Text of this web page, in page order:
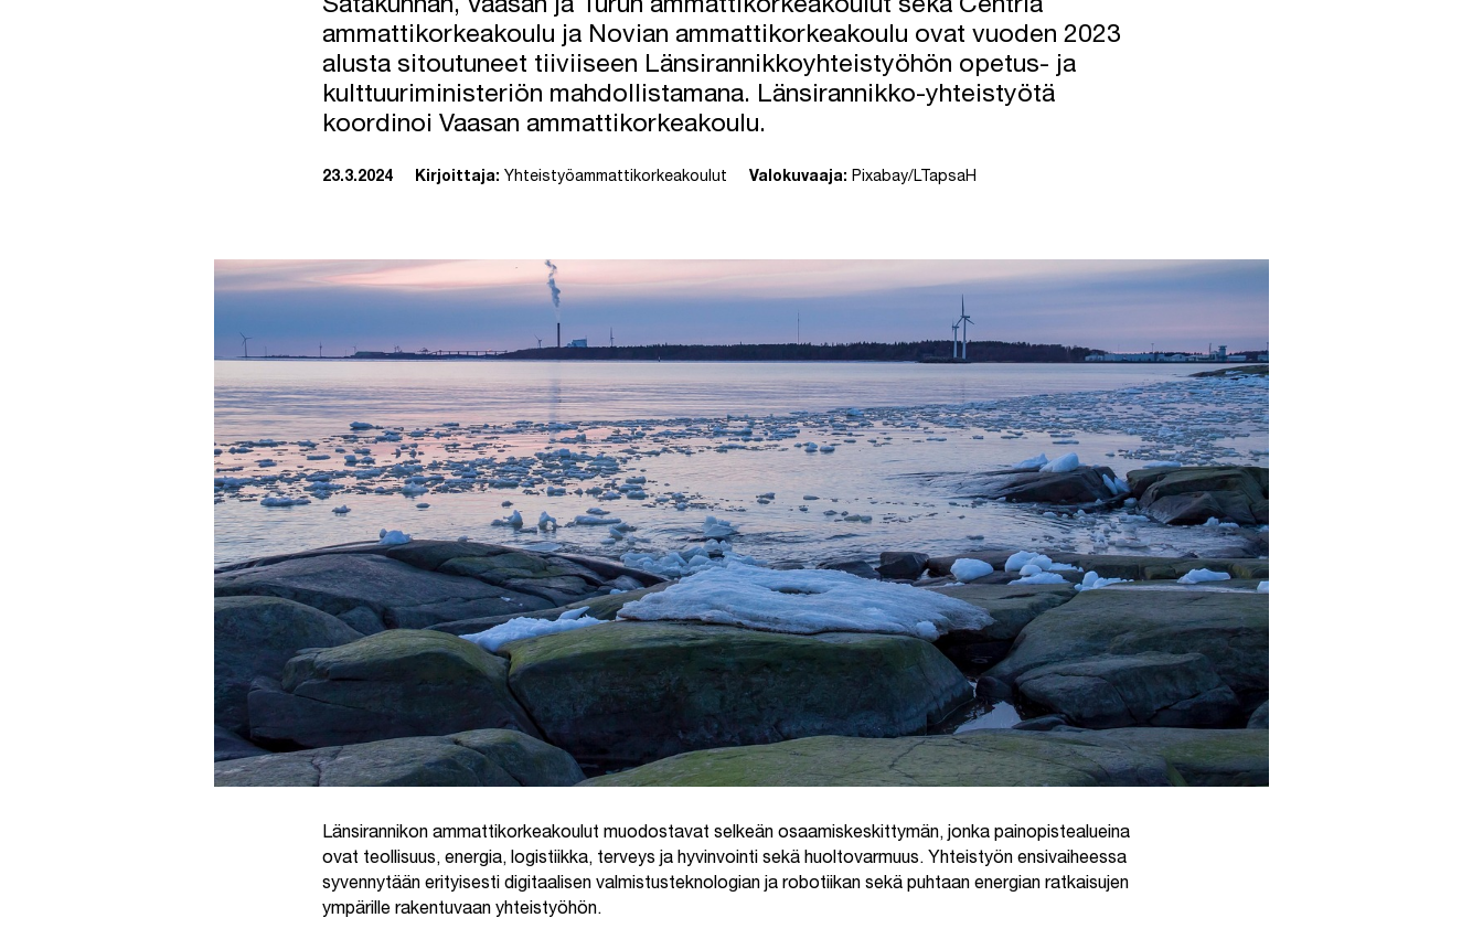
Satakunnan, Vaasan ja Turun ammattikorkeakoulut sekä Centria
ammattikorkeakoulu ja Novian ammattikorkeakoulu ovat vuoden 2023
alusta sitoutuneet tiiviiseen Länsirannikkoyhteistyöhön opetus- ja
kulttuuriministeriön mahdollistamana. Länsirannikko-yhteistyötä
koordinoi Vaasan ammattikorkeakoulu.
23.3.2024 Kirjoittaja: Yhteistyöammattikorkeakoulut Valokuvaaja: Pixabay/LTapsaH
Länsirannikon ammattikorkeakoulut muodostavat selkeän osaamiskeskittymän, jonka painopistealueina
ovat teollisuus, energia, logistiikka, terveys ja hyvinvointi sekä huoltovarmuus. Yhteistyön ensivaiheessa
syvennytään erityisesti digitaalisen valmistusteknologian ja robotiikan sekä puhtaan energian ratkaisujen
ympärille rakentuvaan yhteistyöhön.